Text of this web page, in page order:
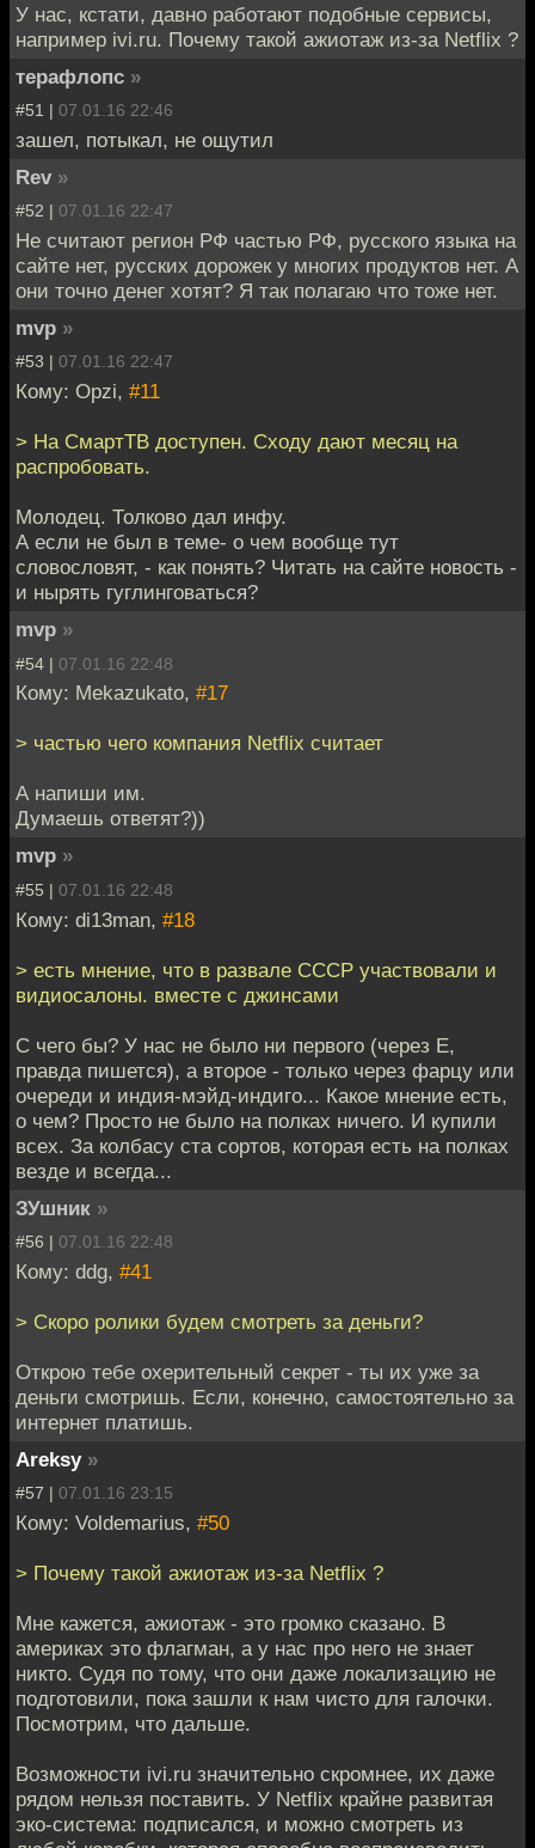
У нас, кстати, давно работают подобные сервисы,
например ivi.ru. Почему такой ажиотаж из-за Netflix ?
терафлопс »
#51 | 07.01.16 22:46
зашел, потыкал, не ощутил
Rev »
#52 | 07.01.16 22:47
Не считают регион РФ частью РФ, русского языка на
сайте нет, русских дорожек у многих продуктов нет. А
они точно денег хотят? Я так полагаю что тоже нет.
mvp »
#53 | 07.01.16 22:47
Кому: Opzi, #11
> На СмартТВ доступен. Сходу дают месяц на
распробовать.
Молодец. Толково дал инфу.
А если не был в теме- о чем вообще тут
словословят, - как понять? Читать на сайте новость -
и нырять гуглинговаться?
mvp »
#54 | 07.01.16 22:48
Кому: Mekazukato, #17
> частью чего компания Netflix считает
А напиши им.
Думаешь ответят?))
mvp »
#55 | 07.01.16 22:48
Кому: di13man, #18
> есть мнение, что в развале СССР участвовали и
видиосалоны. вместе с джинсами
С чего бы? У нас не было ни первого (через Е,
правда пишется), а второе - только через фарцу или
очереди и индия-мэйд-индиго... Какое мнение есть,
о чем? Просто не было на полках ничего. И купили
всех. За колбасу ста сортов, которая есть на полках
везде и всегда...
ЗУшник »
#56 | 07.01.16 22:48
Кому: ddg, #41
> Скоро ролики будем смотреть за деньги?
Открою тебе охерительный секрет - ты их уже за
деньги смотришь. Если, конечно, самостоятельно за
интернет платишь.
Areksy »
#57 | 07.01.16 23:15
Кому: Voldemarius, #50
> Почему такой ажиотаж из-за Netflix ?
Мне кажется, ажиотаж - это громко сказано. В
америках это флагман, а у нас про него не знает
никто. Судя по тому, что они даже локализацию не
подготовили, пока зашли к нам чисто для галочки.
Посмотрим, что дальше.
Возможности ivi.ru значительно скромнее, их даже
рядом нельзя поставить. У Netflix крайне развитая
эко-система: подписался, и можно смотреть из